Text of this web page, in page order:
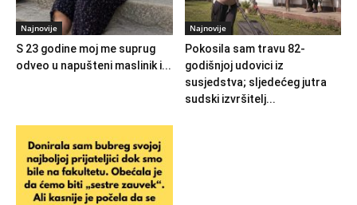
Najnovije
S 23 godine moj me suprug
odveo u napušteni maslinik i...
Najnovije
Pokosila sam travu 82-
godišnjoj udovici iz
susjedstva; sljedećeg jutra
sudski izvršitelj...